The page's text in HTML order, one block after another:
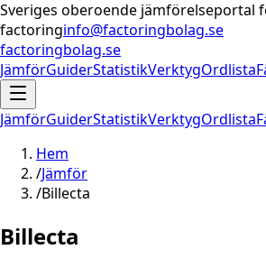
Sveriges oberoende jämförelseportal
factoringinfo@factoringbolag.se
factoringbolag.se
JämförGuiderStatistikVerktygOrdlista
JämförGuiderStatistikVerktygOrdlista
Hem
/Jämför
/Billecta
Billecta